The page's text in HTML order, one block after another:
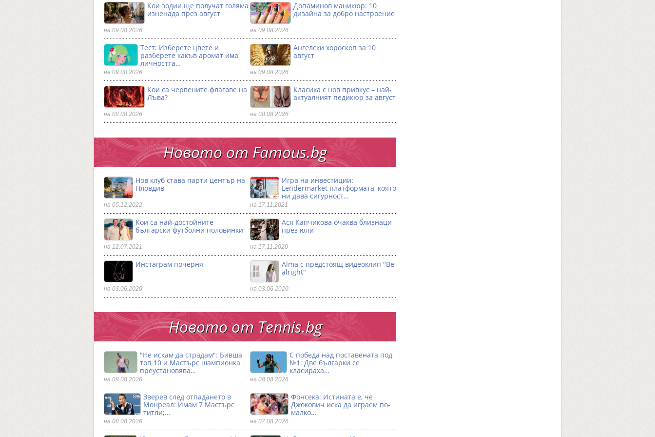
Кои зодии ще получат голяма
изненада през август
на 09.08.2026
Допаминов маникюр: 10
дизайна за добро настроение
на 09.08.2026
Тест: Изберете цвете и
разберете какъв аромат има
личността…
на 09.08.2026
Ангелски хороскоп за 10
август
на 09.08.2026
Кои са червените флагове на
Лъва?
на 08.08.2026
Класика с нов привкус – най-
актуалният педикюр за август
на 08.08.2026
Новото от Famous.bg
Нов клуб става парти център на
Пловдив
на 05.12.2022
Игра на инвестиции:
Lendermarket платформата, която
ни дава сигурност…
на 17.11.2021
Кои са най-достойните
български футболни половинки
на 12.07.2021
Ася Капчикова очаква близнаци
през юли
на 17.11.2020
Инстаграм почерня
на 03.06.2020
Alma с предстоящ видеоклип "Be
alright"
на 03.06.2020
Новото от Тennis.bg
"Не искам да страдам": Бивша
топ 10 и Мастърс шампионка
преустановява…
на 09.08.2026
С победа над поставената под
№1: Две българки се
класираха…
на 08.08.2026
Зверев след отпадането в
Монреал: Имам 7 Мастърс
титли;…
на 08.08.2026
Фонсека: Истината е, че
Джокович иска да играем по-
малко…
на 07.08.2026